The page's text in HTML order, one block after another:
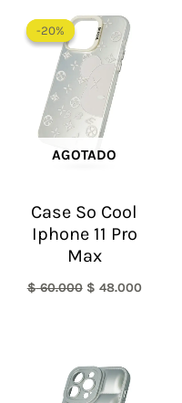
-20%
AGOTADO
-20%
Case So Cool
Iphone 11 Pro
Max
$60.000
precio
original
era:
$ 60.000.
$ 48.000